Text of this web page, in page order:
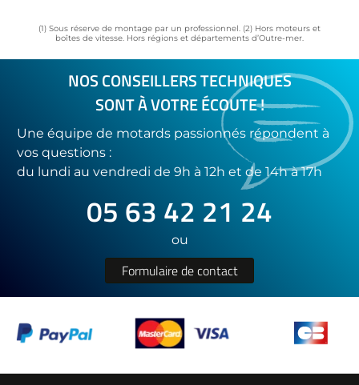
(1) Sous réserve de montage par un professionnel. (2) Hors moteurs et
boîtes de vitesse. Hors régions et départements d’Outre-mer.
NOS CONSEILLERS TECHNIQUES
SONT À VOTRE ÉCOUTE !
Une équipe de motards passionnés répondent à
vos questions :
du lundi au vendredi de 9h à 12h et de 14h à 17h
05 63 42 21 24
ou
Formulaire de contact